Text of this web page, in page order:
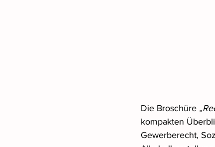
Die Broschüre
kompakten
Gewerberecht,